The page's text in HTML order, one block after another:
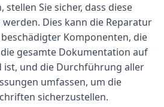
Sie sicher, dass diese
Dies kann die Reparatur
Komponenten, die
gesamte Dokumentation auf
ist, und die Durchführung aller
umfassen, um die
sicherzustellen.